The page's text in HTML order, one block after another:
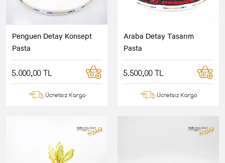
Penguen Detay Konsept
Pasta
5.000,00 TL
Ücretsiz Kargo
Araba Detay Tasarım
Pasta
5.500,00 TL
Ücretsiz Kargo